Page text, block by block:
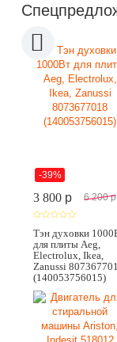
-39%
3 800 p 6 200 p
Тэн духовки
для плиты Aeg,
Electrolux, Ikea,
Zanussi
(140053756015)